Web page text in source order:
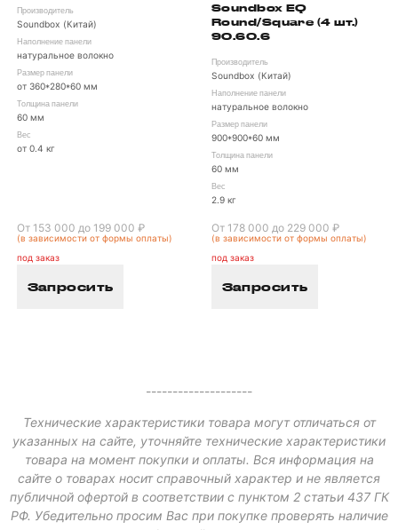
Производитель
Soundbox (Китай)
Наполнение панели
натуральное волокно
Размер панели
от 360*280*60 мм
Толщина панели
60 мм
Вес
от 0.4 кг
От 153 000 до 199 000 ₽
(в зависимости от формы оплаты)
под заказ
Запросить
Soundbox EQ
Round/Square (4 шт.)
90.60.6
Производитель
Soundbox (Китай)
Наполнение панели
натуральное волокно
Размер панели
900*900*60 мм
Толщина панели
60 мм
Вес
2.9 кг
От 178 000 до 229 000 ₽
(в зависимости от формы оплаты)
под заказ
Запросить
--------------------
Технические характеристики товара могут отличаться от
указанных на сайте, уточняйте технические характеристики
товара на момент покупки и оплаты. Вся информация на
сайте о товарах носит справочный характер и не является
публичной офертой в соответствии с пунктом 2 статьи 437 ГК
РФ. Убедительно просим Вас при покупке проверять наличие